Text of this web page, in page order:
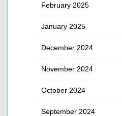
February 2025
January 2025
December 2024
November 2024
October 2024
September 2024